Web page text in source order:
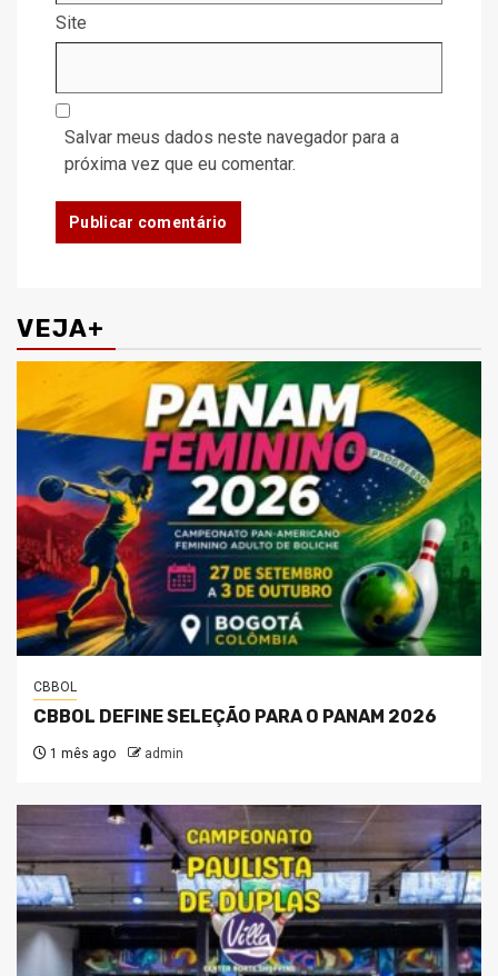
Site
Salvar meus dados neste navegador para a
próxima vez que eu comentar.
VEJA+
CBBOL
CBBOL DEFINE SELEÇÃO PARA O PANAM 2026
1 mês ago admin